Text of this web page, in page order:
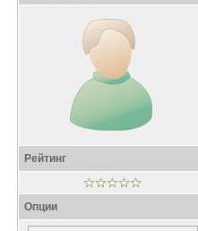
Рейтинг
Опции